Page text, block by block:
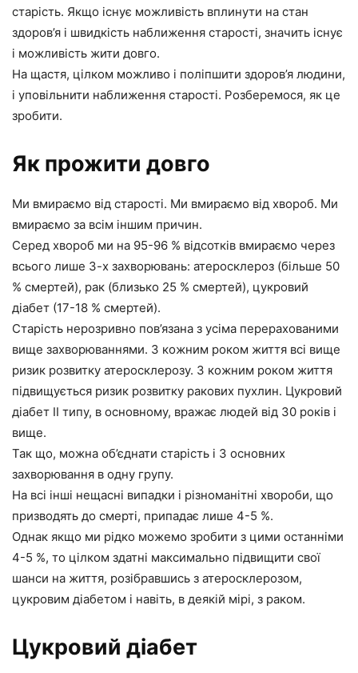
старість. Якщо існує можливість вплинути на стан
здоров’я і швидкість наближення старості, значить існує
і можливість жити довго.
На щастя, цілком можливо і поліпшити здоров’я людини,
і уповільнити наближення старості. Розберемося, як це
зробити.
Як прожити довго
Ми вмираємо від старості. Ми вмираємо від хвороб. Ми
вмираємо за всім іншим причин.
Серед хвороб ми на 95-96 % відсотків вмираємо через
всього лише 3-х захворювань: атеросклероз (більше 50
% смертей), рак (близько 25 % смертей), цукровий
діабет (17-18 % смертей).
Старість нерозривно пов’язана з усіма перерахованими
вище захворюваннями. З кожним роком життя всі вище
ризик розвитку атеросклерозу. З кожним роком життя
підвищується ризик розвитку ракових пухлин. Цукровий
діабет II типу, в основному, вражає людей від 30 років і
вище.
Так що, можна об’єднати старість і 3 основних
захворювання в одну групу.
На всі інші нещасні випадки і різноманітні хвороби, що
призводять до смерті, припадає лише 4-5 %.
Однак якщо ми рідко можемо зробити з цими останніми
4-5 %, то цілком здатні максимально підвищити свої
шанси на життя, розібравшись з атеросклерозом,
цукровим діабетом і навіть, в деякій мірі, з раком.
Цукровий діабет